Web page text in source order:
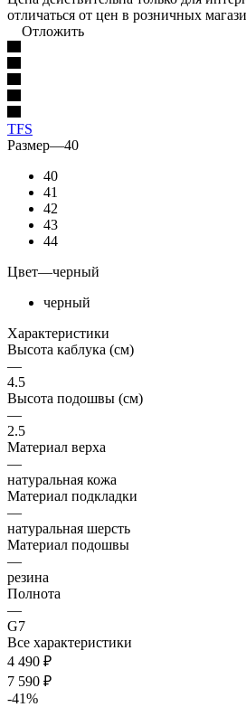
41
43
44
Цвет
—черный
Характеристики
Высота каблука (см)
4.5
Высота подошвы (см)
—
2.5
Материал верха
—
натуральная кожа
Материал подкладки
—
натуральная шерсть
Материал подошвы
—
резина
Полнота
—
G7
Все характеристики
4 490
7 590
-41%
Экономия
Есть в наличии
Нашли дешевле?